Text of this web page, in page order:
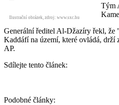
Ilustrační obrázek, zdroj: www.sxc.hu
Tým
Generální ředitel Al-Džazíry řekl, že
Kaddáfí na území, které ovládá, drží
AP.
Sdílejte tento článek:
Podobné články: